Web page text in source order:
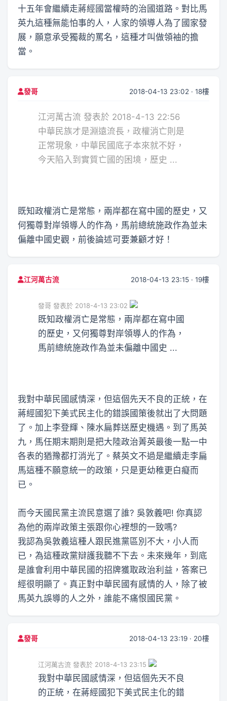
十五年會繼續走蔣經國當權時的治國道路。對比馬
英九這種無能怕事的人，人家的領導人為了國家發
展，願意承受獨裁的罵名，這種才叫做領袖的擔
當。
發哥 2018-04-13 23:02 · 18樓
江河萬古流 發表於 2018-4-13 22:56
中華民族才是淵遠流長，政權消亡則是
正常現象，中華民國底子本來就不好，
今天陷入到實質亡國的困境，歷史 ...
既知政權消亡是常態，兩岸都在寫中國的歷史，又
何獨尊對岸領導人的作為，馬前總統施政作為並未
偏離中國史觀，前後論述可要兼顧才好！
江河萬古流 2018-04-13 23:15 · 19樓
發哥 發表於 2018-4-13 23:02
既知政權消亡是常態，兩岸都在寫中國
的歷史，又何獨尊對岸領導人的作為，
馬前總統施政作為並未偏離中國史 ...
我對中華民國感情深，但這個先天不良的正統，在
蔣經國犯下美式民主化的錯誤國策後就出了大問題
了。加上李登輝、陳水扁葬送歷史機遇。到了馬英
九，馬任期末期則是把大陸政治菁英最後一點一中
各表的猶豫都打消光了。蔡英文不過是繼續走李扁
馬這種不願意統一的政策，只是更幼稚更白癡而
已。
而今天國民黨主流民意選了誰? 吳敦義吧! 你真認
為他的兩岸政策主張跟你心裡想的一致嗎?
我認為吳敦義這種人跟民進黨區別不大，小人而
已，為這種政黨辯護我聽不下去。未來幾年，到底
是誰會利用中華民國的招牌獲取政治利益，答案已
經很明顯了。真正對中華民國有感情的人，除了被
馬英九誤導的人之外，誰能不痛恨國民黨。
發哥 2018-04-13 23:19 · 20樓
江河萬古流 發表於 2018-4-13 23:15
我對中華民國感情深，但這個先天不良
的正統，在蔣經國犯下美式民主化的錯